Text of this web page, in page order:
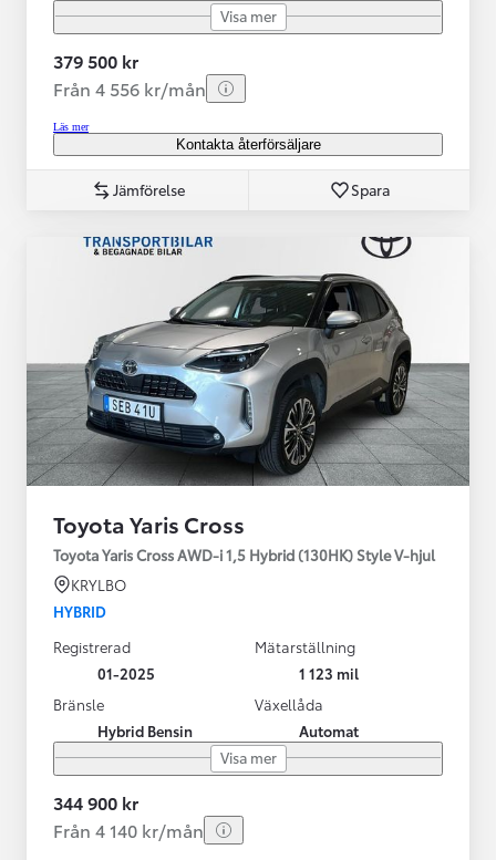
Visa mer
379 500 kr
Från 4 556 kr/mån
Läs mer
Kontakta återförsäljare
Jämförelse Spara
Toyota Yaris Cross
Toyota Yaris Cross AWD-i 1,5 Hybrid (130HK) Style V-hjul
KRYLBO
HYBRID
Registrerad
01-2025
Mätarställning
1 123 mil
Bränsle
Hybrid Bensin
Växellåda
Automat
Visa mer
344 900 kr
Från 4 140 kr/mån